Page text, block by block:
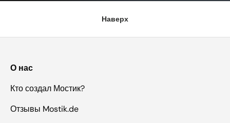
Наверх
О нас
Кто создал Мостик?
Отзывы Mostik.de